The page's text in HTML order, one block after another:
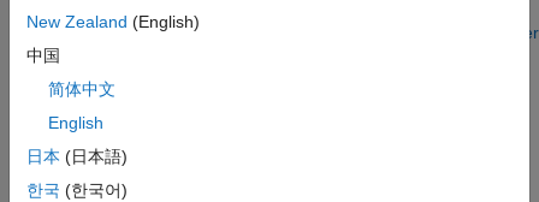
Step 6 of 7 in Get Started with Virtual Vehicle Composer
7
New Zealand (English)
中国
简体中文
English
日本 (日本語)
한국 (한국어)